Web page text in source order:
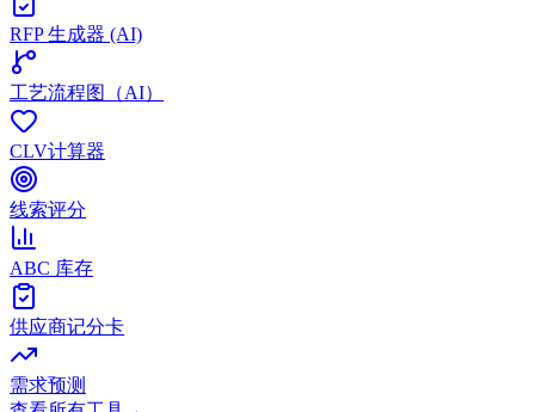
RFP 生成器 (AI)
工艺流程图（AI）
CLV计算器
线索评分
ABC 库存
供应商记分卡
需求预测